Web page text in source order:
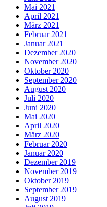
Mai 2021
April 2021
März 2021
Februar 2021
Januar 2021
Dezember 2020
November 2020
Oktober 2020
September 2020
August 2020
Juli 2020
Juni 2020
Mai 2020
April 2020
März 2020
Februar 2020
Januar 2020
Dezember 2019
November 2019
Oktober 2019
September 2019
August 2019